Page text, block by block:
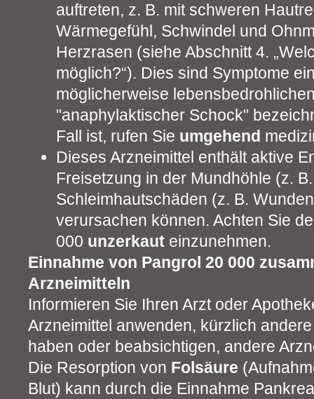
auftreten, z. B. mit schweren
Wärmegefühl, Schwindel und
Herzrasen (siehe Abschnitt 4.
möglich?“). Dies sind Symptome
möglicherweise
"anaphylaktischer Schock"
Fall ist, rufen Sie umgehend
Dieses Arzneimittel enthält aktive
Freisetzung in der Mundhöhle (z.
Schleimhautschäden (z. B.
verursachen können. Achten Sie
000 unzerkaut einzunehmen.
Einnahme von Pangrol 20 000
Arzneimitteln
Informieren Sie Ihren Arzt oder
Arzneimittel anwenden, kürzlich
haben oder beabsichtigen, andere
Die Resorption von Folsäure
Blut) kann durch die Einnahme